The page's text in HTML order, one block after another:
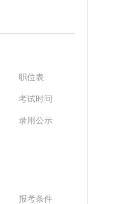
职位表
考试时间
录用公示
报考条件